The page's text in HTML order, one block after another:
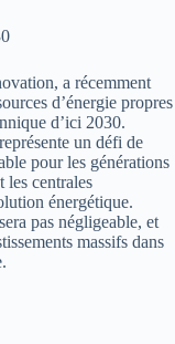
a récemment
d’énergie propres
d’ici 2030.
un défi de
pour les générations
les centrales
énergétique.
pas négligeable, et
massifs dans